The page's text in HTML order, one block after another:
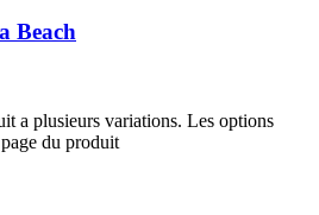
Beach
a plusieurs variations. Les options
du produit